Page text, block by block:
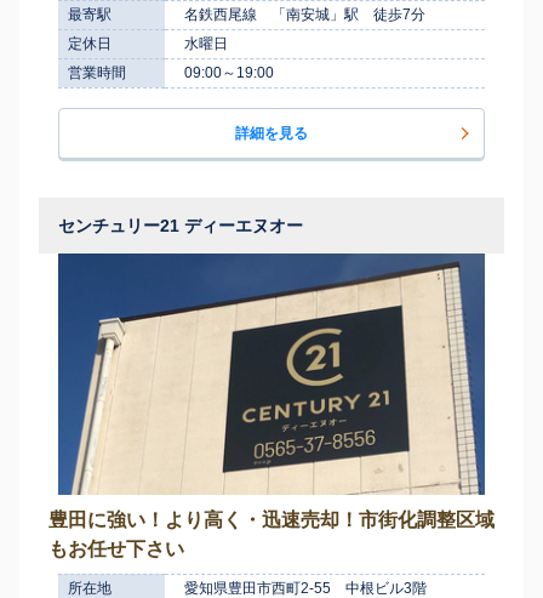
最寄駅
名鉄西尾線 「南安城」駅 徒歩7分
定休日
水曜日
営業時間
09:00～19:00
詳細を見る
センチュリー21 ディーエヌオー
豊田に強い！より高く・迅速売却！市街化調整区域
もお任せ下さい
所在地
愛知県豊田市西町2-55 中根ビル3階